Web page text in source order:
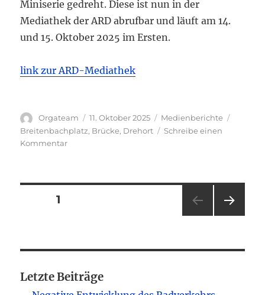
Miniserie gedreht. Diese ist nun in der
Mediathek der ARD abrufbar und läuft am 14.
und 15. Oktober 2025 im Ersten.
link zur ARD-Mediathek
Autor
Orgateam
Veröffentlicht
am
11. Oktober 2025 Kategorien
Medienberichte
Breitenbachplatz, Brücke, Drehort
Schreibe einen
Kommentarzu
Seitennummerierung
Beiträge
SEITE1
E
Letzte Beiträge